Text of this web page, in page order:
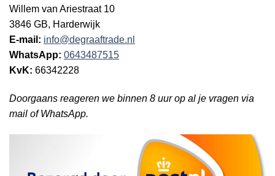
Willem van Ariestraat 10
3846 GB, Harderwijk
E-mail: info@degraaftrade.nl
WhatsApp: 0643487515
KvK: 66342228
Doorgaans reageren we binnen 8 uur op al je vragen via
mail of WhatsApp.